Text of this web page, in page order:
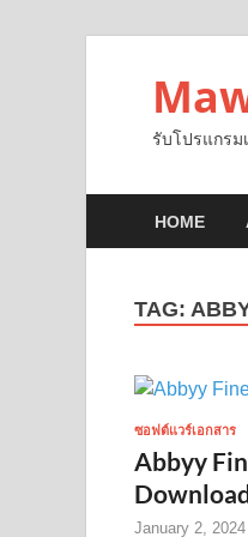
รับโปรแกรม
HOME
TAG:
ซอฟต์แวร์เอกสาร
Abbyy
January 2, 2024